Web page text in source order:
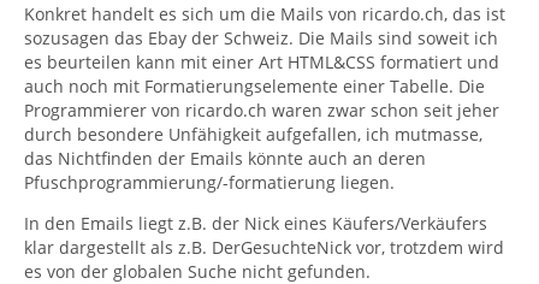
Konkret handelt es sich um die Mails von ricardo.ch, das ist
sozusagen das Ebay der Schweiz. Die Mails sind soweit ich
es beurteilen kann mit einer Art HTML&CSS formatiert und
auch noch mit Formatierungselemente einer Tabelle. Die
Programmierer von ricardo.ch waren zwar schon seit jeher
durch besondere Unfähigkeit aufgefallen, ich mutmasse,
das Nichtfinden der Emails könnte auch an deren
Pfuschprogrammierung/-formatierung liegen.
In den Emails liegt z.B. der Nick eines Käufers/Verkäufers
klar dargestellt als z.B. DerGesuchteNick vor, trotzdem wird
es von der globalen Suche nicht gefunden.